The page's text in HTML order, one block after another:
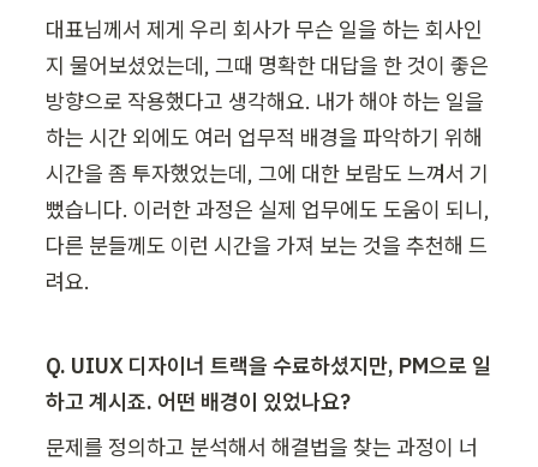
대표님께서 제게 우리 회사가 무슨 일을 하는 회사인
지 물어보셨었는데, 그때 명확한 대답을 한 것이 좋은
방향으로 작용했다고 생각해요. 내가 해야 하는 일을
하는 시간 외에도 여러 업무적 배경을 파악하기 위해
시간을 좀 투자했었는데, 그에 대한 보람도 느껴서 기
뻤습니다. 이러한 과정은 실제 업무에도 도움이 되니,
다른 분들께도 이런 시간을 가져 보는 것을 추천해 드
려요.
Q. UIUX 디자이너 트랙을 수료하셨지만, PM으로 일
하고 계시죠. 어떤 배경이 있었나요?
문제를 정의하고 분석해서 해결법을 찾는 과정이 너